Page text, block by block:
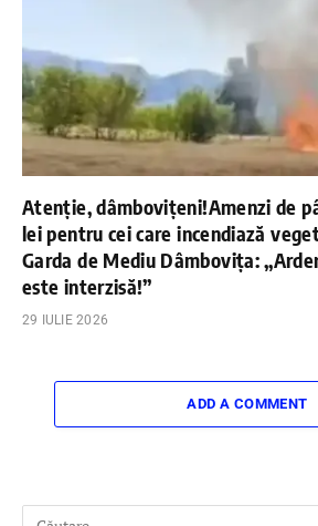
Atenție, dâmbovițeni!Amenzi de
lei pentru cei care incendiază
Garda de Mediu Dâmbovița:
este interzisă!”
29 IULIE 2026
ADD A COMMENT